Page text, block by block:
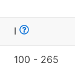
I
100 - 265